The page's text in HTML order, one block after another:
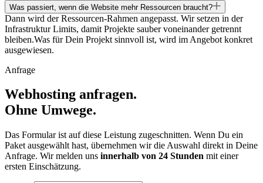
Was passiert, wenn die Website mehr Ressourcen braucht?
Dann wird der Ressourcen-Rahmen angepasst. Wir setzen in der
Infrastruktur Limits, damit Projekte sauber voneinander getrennt
bleiben.Was für Dein Projekt sinnvoll ist, wird im Angebot konkret
ausgewiesen.
Anfrage
Webhosting anfragen.
Ohne Umwege.
Das Formular ist auf diese Leistung zugeschnitten. Wenn Du ein
Paket ausgewählt hast, übernehmen wir die Auswahl direkt in Deine
Anfrage. Wir melden uns innerhalb von 24 Stunden mit einer
ersten Einschätzung.